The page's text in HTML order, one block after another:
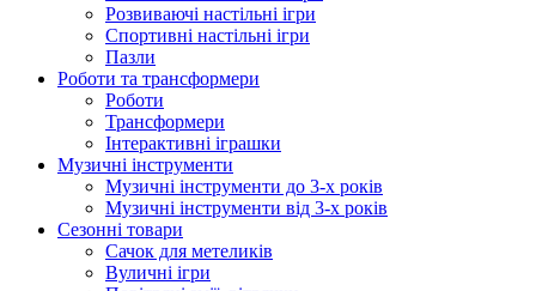
Розвиваючі настільні ігри
Спортивні настільні ігри
Пазли
Роботи та трансформери
Роботи
Трансформери
Інтерактивні іграшки
Музичні інструменти
Музичні інструменти до 3-х років
Музичні інструменти від 3-х років
Сезонні товари
Сачок для метеликів
Вуличні ігри